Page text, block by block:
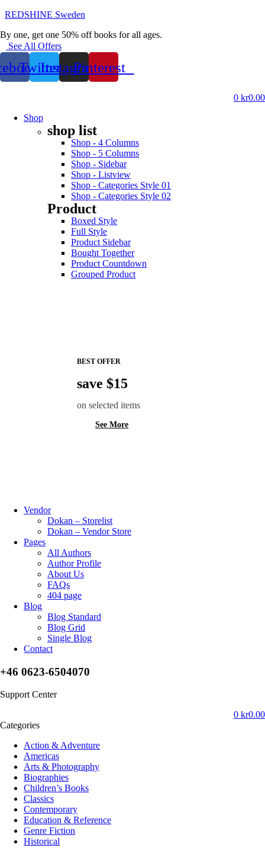
REDSHINE Sweden
By one, get one 50% off books for all ages.
See All Offers
TwitterInstagramPinterest
0 kr0.00
Shop
shop list
Shop - 4 Columns
Shop - 5 Columns
Shop - Sidebar
Shop - Listview
Shop - Categories Style 01
Shop - Categories Style 02
Product
Boxed Style
Full Style
Product Sidebar
Bought Together
Product Countdown
Grouped Product
BEST OFFER
save $15
on selected items
See More
Vendor
Dokan – Storelist
Dokan – Vendor Store
Pages
All Authors
Author Profile
About Us
FAQs
404 page
Blog
Blog Standard
Blog Grid
Single Blog
Contact
+46 0623-6504070
Support Center
0 kr0.00
Categories
Action & Adventure
Americas
Arts & Photography
Biographies
Children’s Books
Classics
Contemporary
Education & Reference
Genre Fiction
Historical